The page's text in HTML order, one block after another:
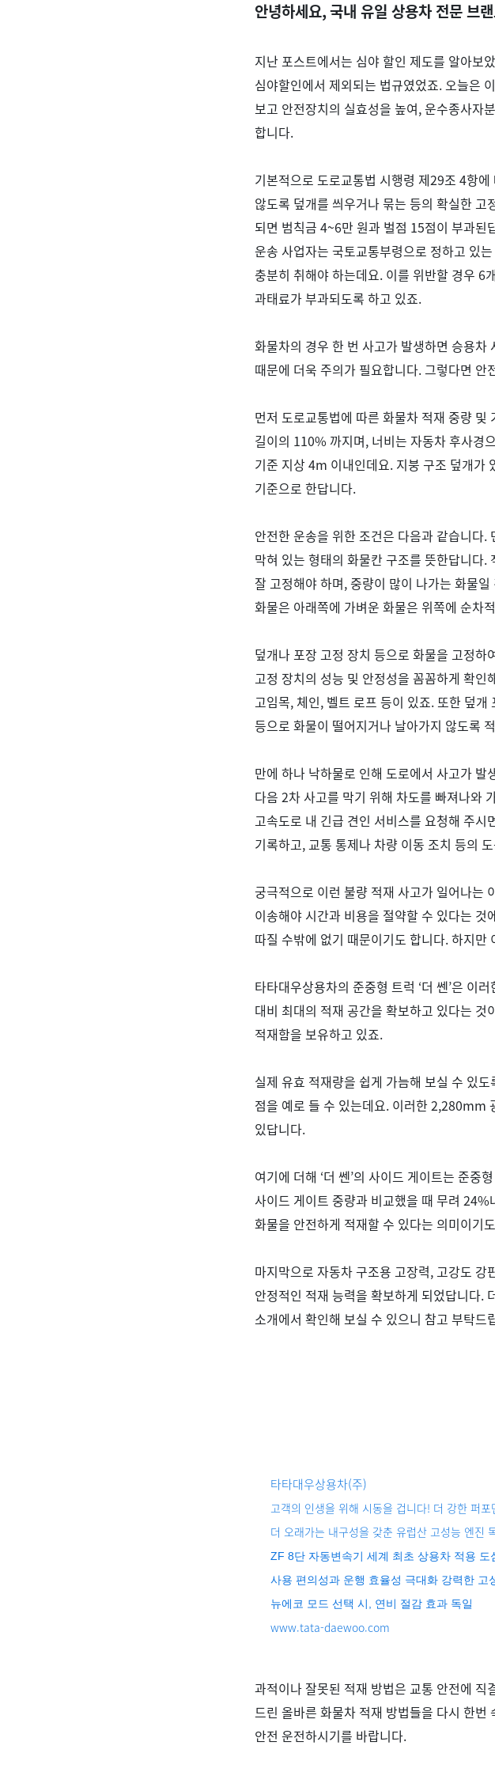
안녕하세요,국내 유일 상용차 전문 브
지난 포스트에서는 심야 할인 제도를 알아보
심야할인에서 제외되는 법규였었죠.오늘은
보고 안전장치의 실효성을 높여,운수종사자
합니다.
기본적으로 도로교통법 시행령 제29조 4항에
않도록 덮개를 씌우거나 묶는 등의 확실한
되면 범칙금 4~6만 원과 벌점 15점이 부과된
운송 사업자는 국토교통부령으로 정하고 있
충분히 취해야 하는데요. 이를 위반할 경우 6
과태료가 부과되도록 하고 있죠.
화물차의 경우 한 번 사고가 발생하면 승용차
때문에 더욱 주의가 필요합니다.그렇다면 안
먼저 도로교통법에 따른 화물차 적재 중량 및
길이의 110% 까지며, 너비는 자동차 후사경
기준 지상4m 이내인데요. 지붕 구조 덮개가
기준으로 한답니다.
안전한 운송을 위한 조건은 다음과 같습니다.
막혀 있는 형태의 화물칸 구조를 뜻한답니다.
잘 고정해야 하며,중량이 많이 나가는 화물
화물은 아래쪽에 가벼운 화물은 위쪽에 순차
덮개나 포장 고정 장치 등으로 화물을 고정
고정 장치의 성능 및 안정성을 꼼꼼하게 확인
고임목, 체인, 벨트 로프 등이 있죠.또한 덮개
등으로 화물이 떨어지거나 날아가지 않도록
만에 하나 낙하물로 인해 도로에서 사고가
다음 2차 사고를 막기 위해 차도를 빠져나와
고속도로 내 긴급 견인 서비스를 요청해 주시
기록하고,교통 통제나 차량 이동 조치 등의
궁극적으로 이런 불량 적재 사고가 일어나는
이송해야 시간과 비용을 절약할 수 있다는 것
따질 수밖에 없기 때문이기도 합니다.하지만
타타대우상용차의 준중형 트럭 ‘더 쎈’은 이러
대비 최대의 적재 공간을 확보하고 있다는 것
적재함을 보유하고 있죠.
실제 유효 적재량을 쉽게 가늠해 보실 수 있
점을 예로 들 수 있는데요. 이러한2,280mm
있답니다.
여기에 더해 ‘더 쎈’의 사이드 게이트는 준중
사이드 게이트 중량과 비교했을 때 무려 24%
화물을 안전하게 적재할 수 있다는 의미이기
마지막으로 자동차 구조용 고장력,고강도 강
안정적인 적재 능력을 확보하게 되었답니다.
소개에서 확인해 보실 수 있으니 참고 부탁드
타타대우상용차(주)
고객의 인생을 위해 시동을 겁니다! 더 강한 퍼
더 오래가는 내구성을 갖춘 유럽산 고성능 엔진
ZF 8단 자동변속기 세계 최초 상용차 적용
사용 편의성과 운행 효율성 극대화 강력한
뉴에코 모드 선택 시, 연비 절감 효과 독일
www.tata-daewoo.com
과적이나 잘못된 적재 방법은 교통 안전에
드린 올바른 화물차 적재 방법들을 다시 한번
안전 운전하시기를 바랍니다.